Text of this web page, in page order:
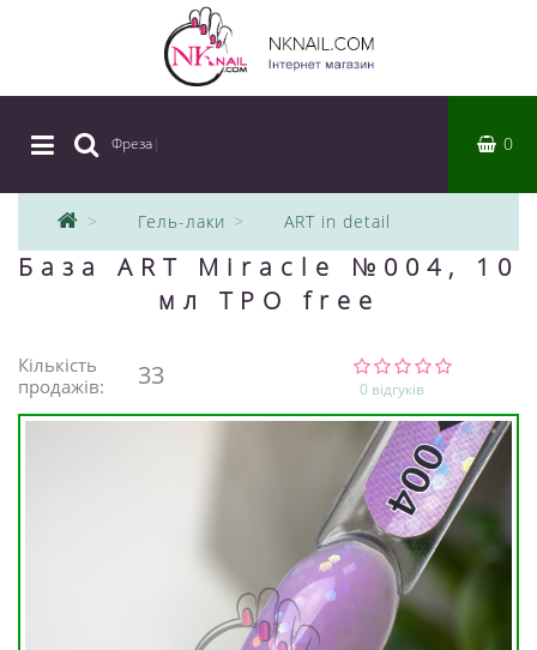
Фреза| 0
Гель-лаки ART in detail
База ART Miracle №004, 10
мл TPO free
Кількість
продажів:
33 0 відгуків